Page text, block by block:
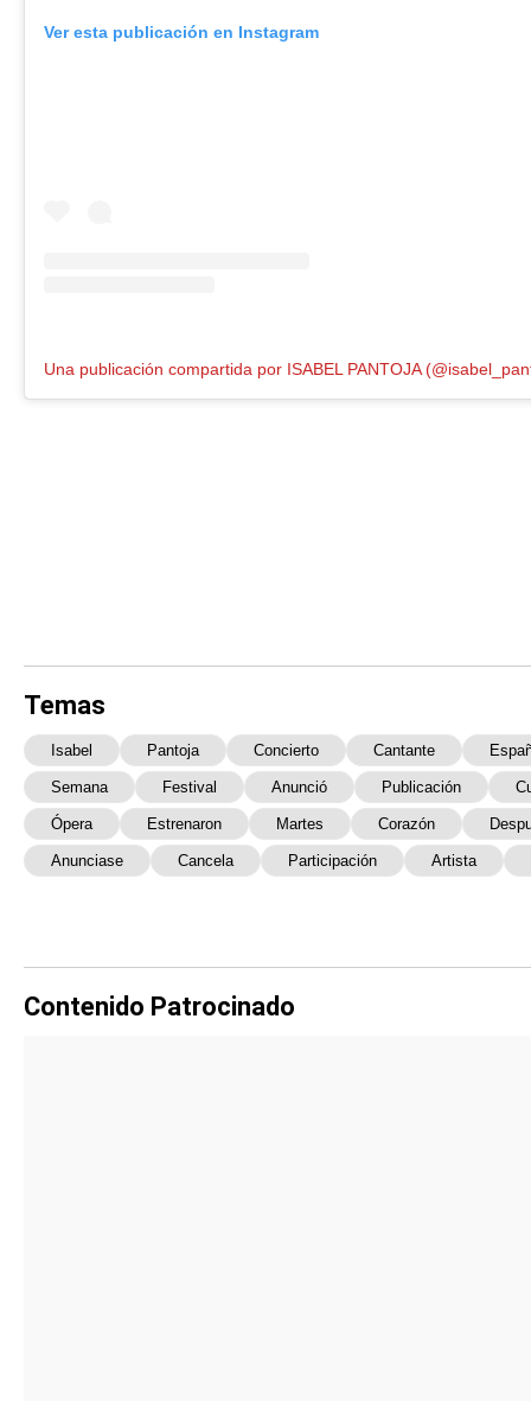
Ver esta publicación en Instagram
Una publicación compartida por ISABEL PANTOJA
Temas
Isabel Pantoja Concierto Cantante
Semana Festival Anunció Publicación
Ópera Estrenaron Martes Corazón
Anunciase Cancela Participación Artista
Contenido Patrocinado